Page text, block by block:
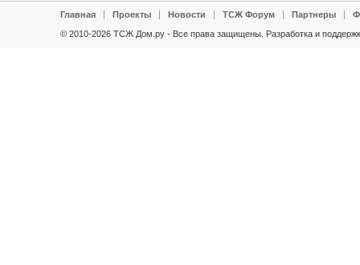
Главная Проекты Новости ТСЖ Форум Партнеры
© 2010-2026 ТСЖ Дом.ру - Все права защищены. Разработка и